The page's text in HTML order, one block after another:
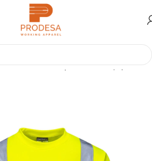
Ανακλαστικά Ενδύματα Μπλούζες